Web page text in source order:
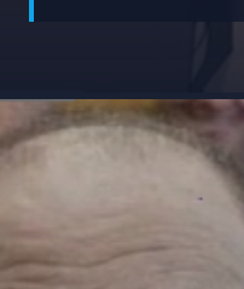
Đang mởhttps://